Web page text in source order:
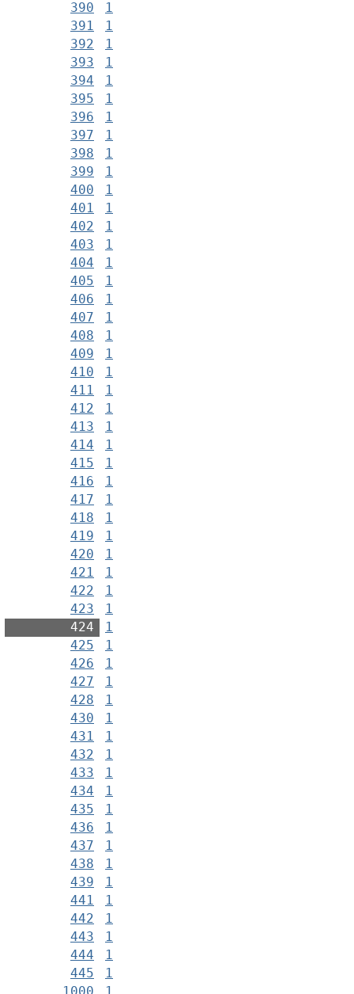
390
1
391
1
392
1
393
1
394
1
395
1
396
1
397
1
398
1
399
1
400
1
401
1
402
1
403
1
404
1
405
1
406
1
407
1
408
1
409
1
410
1
411
1
412
1
413
1
414
1
415
1
416
1
417
1
418
1
419
1
420
1
421
1
422
1
423
1
424
1
425
1
426
1
427
1
428
1
430
1
431
1
432
1
433
1
434
1
435
1
436
1
437
1
438
1
439
1
441
1
442
1
443
1
444
1
445
1